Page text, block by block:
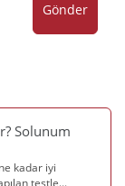
Gönder
Solunum
kadar iyi